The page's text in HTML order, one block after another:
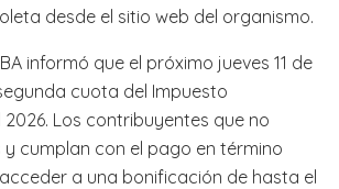
desde el sitio web del organismo.
informó que el próximo jueves 11 de
cuota del Impuesto
2026. Los contribuyentes que no
cumplan con el pago en término
a una bonificación de hasta el